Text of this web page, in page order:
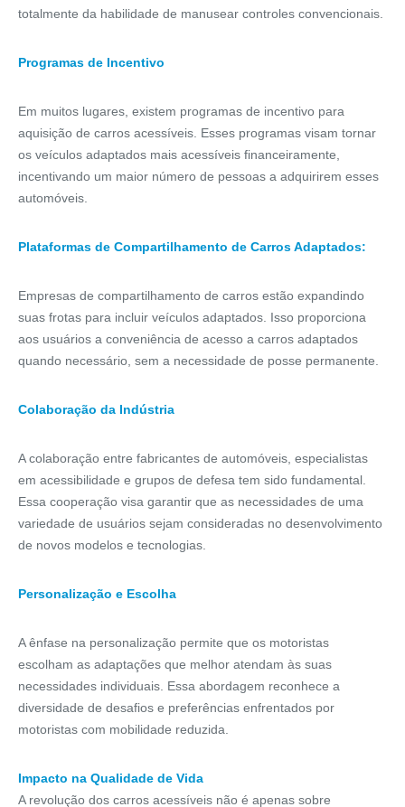
totalmente da habilidade de manusear controles convencionais.
Programas de Incentivo
Em muitos lugares, existem programas de incentivo para
aquisição de carros acessíveis. Esses programas visam tornar
os veículos adaptados mais acessíveis financeiramente,
incentivando um maior número de pessoas a adquirirem esses
automóveis.
Plataformas de Compartilhamento de Carros Adaptados:
Empresas de compartilhamento de carros estão expandindo
suas frotas para incluir veículos adaptados. Isso proporciona
aos usuários a conveniência de acesso a carros adaptados
quando necessário, sem a necessidade de posse permanente.
Colaboração da Indústria
A colaboração entre fabricantes de automóveis, especialistas
em acessibilidade e grupos de defesa tem sido fundamental.
Essa cooperação visa garantir que as necessidades de uma
variedade de usuários sejam consideradas no desenvolvimento
de novos modelos e tecnologias.
Personalização e Escolha
A ênfase na personalização permite que os motoristas
escolham as adaptações que melhor atendam às suas
necessidades individuais. Essa abordagem reconhece a
diversidade de desafios e preferências enfrentados por
motoristas com mobilidade reduzida.
Impacto na Qualidade de Vida
A revolução dos carros acessíveis não é apenas sobre